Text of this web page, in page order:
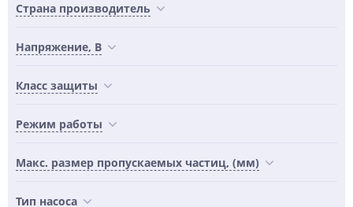
Страна производитель
Напряжение, В
Класс защиты
Режим работы
Макс. размер пропускаемых частиц, (мм)
Тип насоса